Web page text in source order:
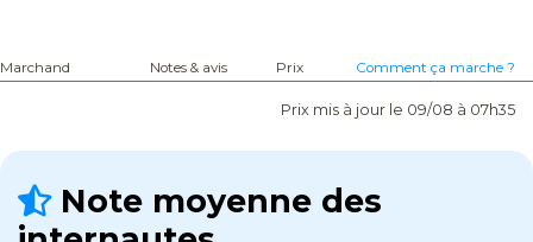
Marchand Notes & avis Prix Comment ça marche ?
Prix mis à jour le 09/08 à 07h35
Note moyenne des